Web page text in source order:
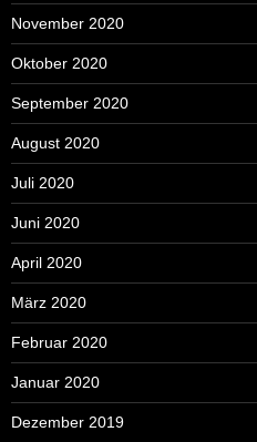
November 2020
Oktober 2020
September 2020
August 2020
Juli 2020
Juni 2020
April 2020
März 2020
Februar 2020
Januar 2020
Dezember 2019